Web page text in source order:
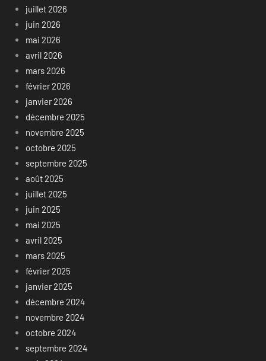
juillet 2026
juin 2026
mai 2026
avril 2026
mars 2026
février 2026
janvier 2026
décembre 2025
novembre 2025
octobre 2025
septembre 2025
août 2025
juillet 2025
juin 2025
mai 2025
avril 2025
mars 2025
février 2025
janvier 2025
décembre 2024
novembre 2024
octobre 2024
septembre 2024